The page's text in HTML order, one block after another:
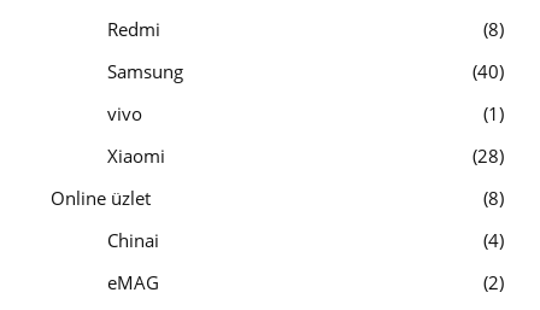
Redmi
8
Samsung
40
vivo
1
Xiaomi
28
Online üzlet
8
Chinai
4
eMAG
2